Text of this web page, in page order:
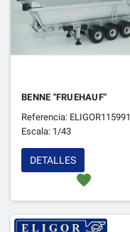
BENNE "FRUEHAUF"
Referencia: ELIGOR115991
Escala: 1/43
favorite
DETALLES